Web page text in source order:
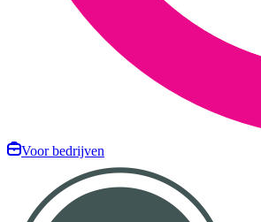
Voor bedrijven